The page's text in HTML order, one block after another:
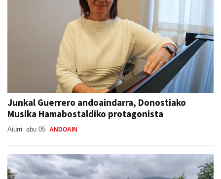
Junkal Guerrero andoaindarra, Donostiako
Musika Hamabostaldiko protagonista
Aiurri abu 05 ANDOAIN